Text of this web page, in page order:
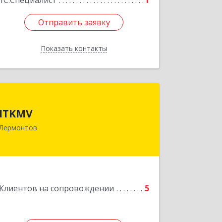
Отправить заявку
Показать контакты
Отправить заявку
Назад
ITKMV
Клиентов на сопровождении 5